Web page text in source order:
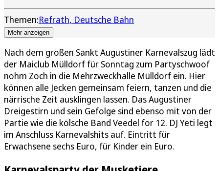
Themen:Refrath Deutsche Bahn
Mehr anzeigen
Nach dem großen Sankt Augustiner Karnevalszug lädt
der Maiclub Mülldorf für Sonntag zum Partyschwoof
nohm Zoch in die Mehrzweckhalle Mülldorf ein. Hier
können alle Jecken gemeinsam feiern, tanzen und die
närrische Zeit ausklingen lassen. Das Augustiner
Dreigestirn und sein Gefolge sind ebenso mit von der
Partie wie die kölsche Band Veedel for 12. DJ Yeti legt
im Anschluss Karnevalshits auf. Eintritt für
Erwachsene sechs Euro, für Kinder ein Euro.